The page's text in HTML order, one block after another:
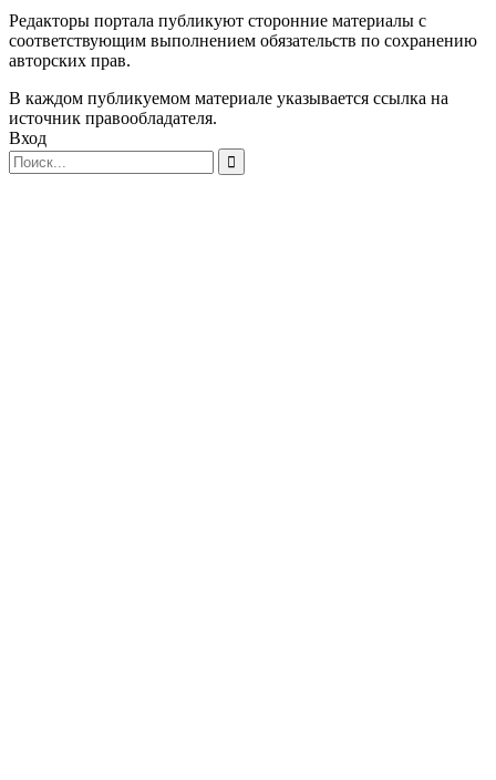
Редакторы портала публикуют сторонние материалы с
соответствующим выполнением обязательств по сохранению
авторских прав.
В каждом публикуемом материале указывается ссылка на
источник правообладателя.
Вход